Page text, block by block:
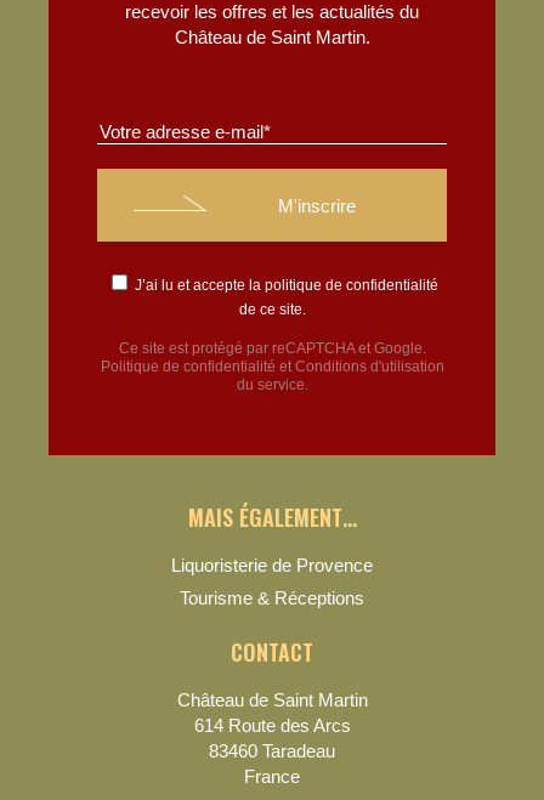
recevoir les offres et les actualités du
Château de Saint Martin.
J’ai lu et accepte la politique de confidentialité
de ce site.
Ce site est protégé par reCAPTCHA et Google.
Politique de confidentialité et Conditions d'utilisation
du service.
MAIS ÉGALEMENT…
Liquoristerie de Provence
Tourisme & Réceptions
CONTACT
Château de Saint Martin
614 Route des Arcs
83460 Taradeau
France